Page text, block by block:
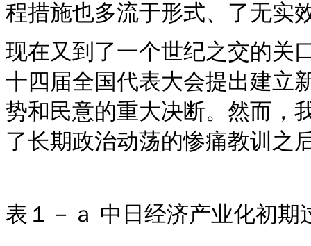
程措施也多流于形式、了无实
现在又到了一个世纪之交的关
十四届全国代表大会提出建立
势和民意的重大决断。然而，
了长期政治动荡的惨痛教训之
表１－ａ 中日经济产业化初期